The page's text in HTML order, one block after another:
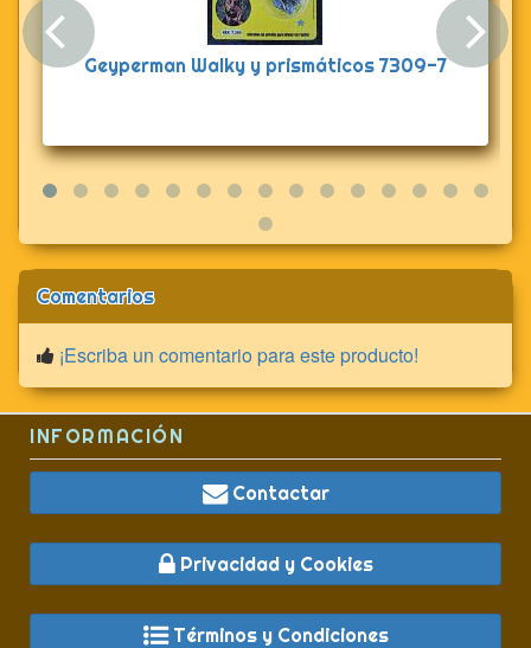
Geyperman Walky y prismáticos 7309-7
Anterior
Comentarios
¡Escriba un comentario para este producto!
INFORMACIÓN
Contactar
Privacidad y Cookies
Términos y Condiciones